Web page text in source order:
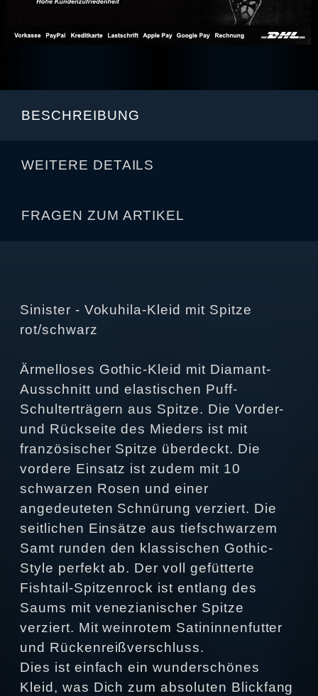
BESCHREIBUNG
WEITERE DETAILS
FRAGEN ZUM ARTIKEL
Sinister - Vokuhila-Kleid mit Spitze
rot/schwarz
Ärmelloses Gothic-Kleid mit Diamant-
Ausschnitt und elastischen Puff-
Schulterträgern aus Spitze. Die Vorder-
und Rückseite des Mieders ist mit
französischer Spitze überdeckt. Die
vordere Einsatz ist zudem mit 10
schwarzen Rosen und einer
angedeuteten Schnürung verziert. Die
seitlichen Einsätze aus tiefschwarzem
Samt runden den klassischen Gothic-
Style perfekt ab. Der voll gefütterte
Fishtail-Spitzenrock ist entlang des
Saums mit venezianischer Spitze
verziert. Mit weinrotem Satininnenfutter
und Rückenreißverschluss.
Dies ist einfach ein wunderschönes
Kleid, was Dich zum absoluten Blickfang